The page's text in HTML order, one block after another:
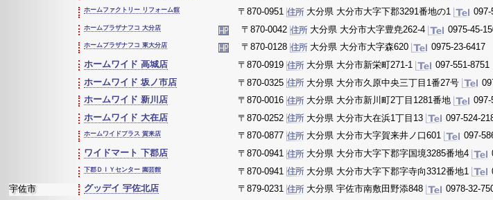
ホームファクトリー リフォーム舘 〒870-0951 大分県 大分市大字下郡3291番地の1 097-
ホームプラザナフコ 大分店 〒870-0042 大分県 大分市大字豊尭262-4 0975-45-
ホームプラザナフコ 東大分店 〒870-0128 大分県 大分市大字森620
0975-23-6417
ホームワイド 高城店
〒870-0919 大分県 大分市新栄町271-1
097-551-8751
ホームワイド 坂ノ市店
〒870-0325 大分県 大分市久原中央三丁目1番27号
ホームワイド 新川店
〒870-0016 大分県 大分市新川町2丁目1281番地
097-
ホームワイド 大在店
〒870-0252 大分県 大分市大在浜1丁目13 097-524-
ホームワイドプラス 賀来店 〒870-0877 大分県 大分市大字賀来井ノ口601
097-
ワイドマート 下郡店
〒870-0941 大分県 大分市大字下郡字国境3285番地4
下郡ＤＩＹセンター 園芸館 〒870-0941 大分県 大分市大字下郡字寺向3312番地1
宇佐市
グッデイ 宇佐北店 〒879-0231 大分県 宇佐市南敷田野添848 0978-32-